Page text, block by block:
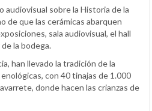
audiovisual sobre la Historia de la
de que las cerámicas abarquen
sala audiovisual, el hall
la bodega.
han llevado la tradición de la
con 40 tinajas de 1.000
donde hacen las crianzas de